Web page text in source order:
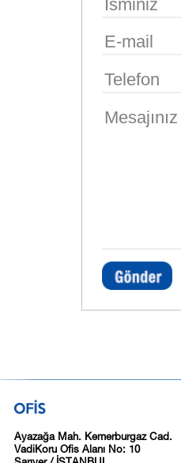
Ayazağa Mah. Kemerburgaz Cad.
VadiKoru Ofis Alanı No: 10